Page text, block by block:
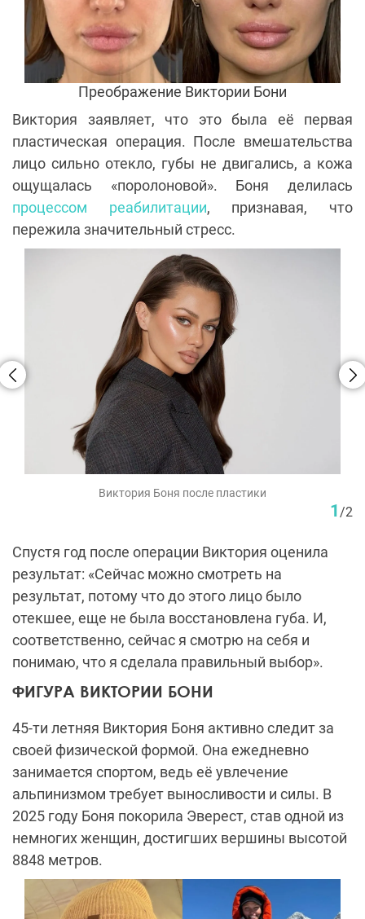
Преображение Виктории Бони
Виктория заявляет, что это была её первая
пластическая операция. После вмешательства
лицо сильно отекло, губы не двигались, а кожа
ощущалась «поролоновой». Боня делилась
процессом реабилитации, признавая, что
пережила значительный стресс.
Виктория Боня после пластики
1 /2
Спустя год после операции Виктория оценила
результат: «Сейчас можно смотреть на
результат, потому что до этого лицо было
отекшее, еще не была восстановлена губа. И,
соответственно, сейчас я смотрю на себя и
понимаю, что я сделала правильный выбор».
ФИГУРА ВИКТОРИИ БОНИ
45-ти летняя Виктория Боня активно следит за
своей физической формой. Она ежедневно
занимается спортом, ведь её увлечение
альпинизмом требует выносливости и силы. В
2025 году Боня покорила Эверест, став одной из
немногих женщин, достигших вершины высотой
8848 метров.